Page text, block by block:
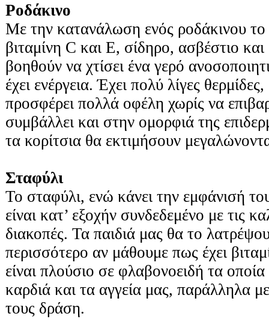
Ροδάκινο
Με την κατανάλωση ενός ροδάκινου το
βιταμίνη C και Ε, σίδηρο, ασβέστιο και
βοηθούν να χτίσει ένα γερό
έχει ενέργεια. Έχει πολύ λίγες
προσφέρει πολλά οφέλη χωρίς να
συμβάλλει και στην ομορφιά της
τα κορίτσια θα εκτιμήσουν
Σταφύλι
Το σταφύλι, ενώ κάνει την εμφάνισή
είναι κατ’ εξοχήν συνδεδεμένο με τις
διακοπές. Τα παιδιά μας θα το
περισσότερο αν μάθουμε πως έχει
είναι πλούσιο σε φλαβονοειδή τα
καρδιά και τα αγγεία μας, παράλληλα
τους δράση.